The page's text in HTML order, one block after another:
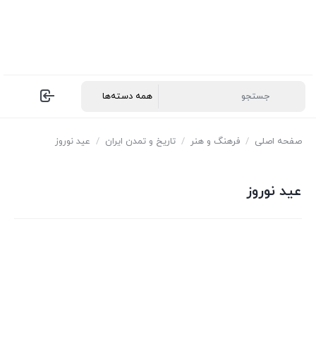
صفحه اصلی / فرهنگ و هنر / تاریخ و تمدن ایران / عید نوروز
عید نوروز